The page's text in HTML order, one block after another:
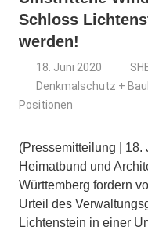
Schloss
werden!
18. Juni 2020
Denkmalschutz +
Positionen
(Pressemitteilung |
Heimatbund und
Württemberg fordern
Urteil des
Lichtenstein in einer